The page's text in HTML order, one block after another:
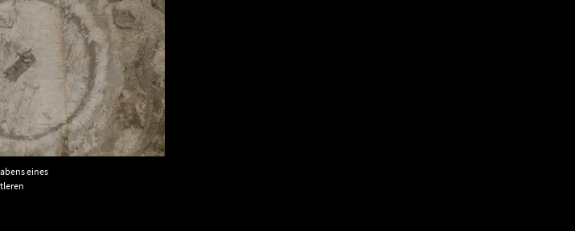
eines